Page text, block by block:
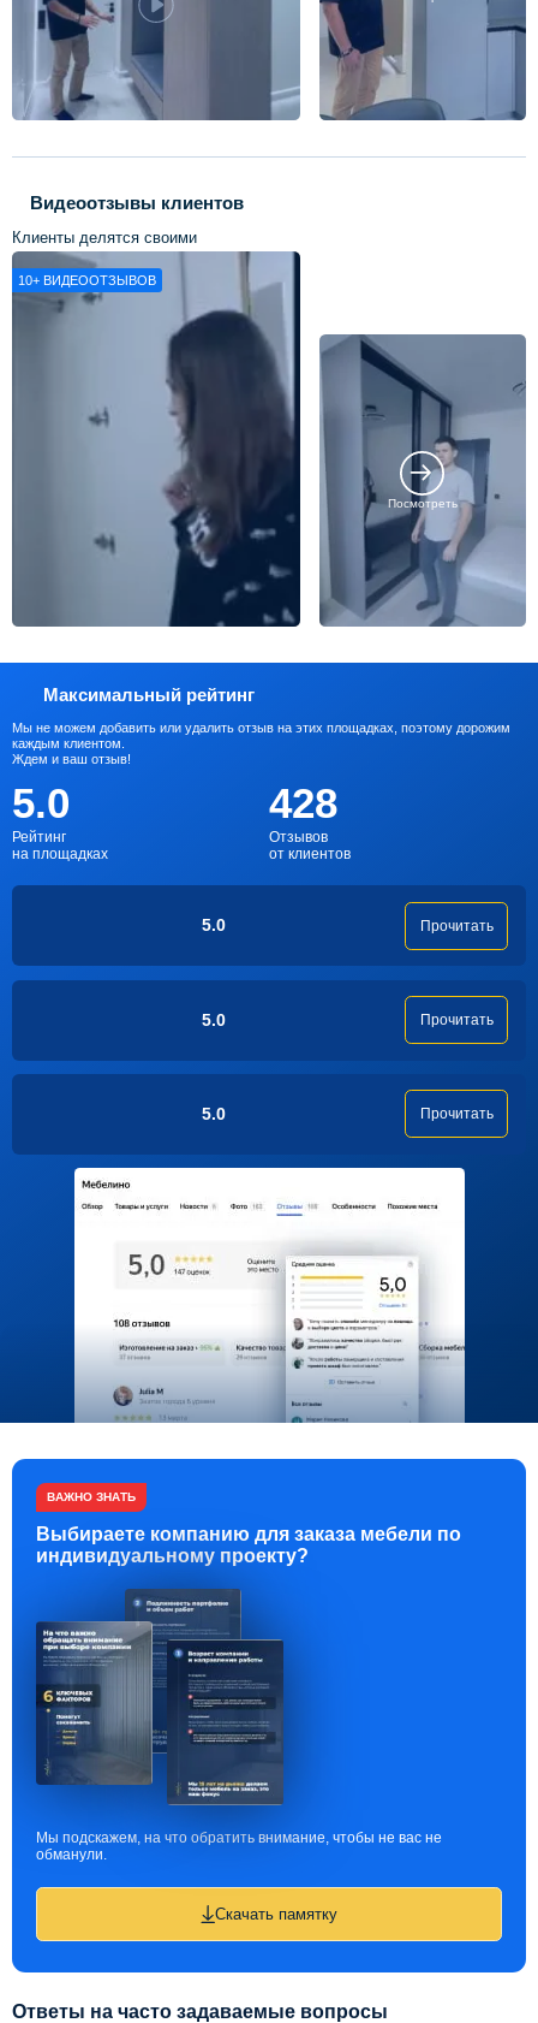
Видеоотзывы клиентов
Клиенты делятся своими
впечатлениями о нашей работе
10+ ВИДЕООТЗЫВОВ
Посмотреть
Максимальный рейтинг
Мы не можем добавить или удалить отзыв на этих площадках, поэтому дорожим
каждым клиентом.
Ждем и ваш отзыв!
5.0
Рейтинг
на площадках
428
Отзывов
от клиентов
5.0 Прочитать
5.0 Прочитать
5.0 Прочитать
ВАЖНО ЗНАТЬ
Выбираете компанию для заказа мебели по
индивидуальному проекту?
Мы подскажем, на что обратить внимание, чтобы не вас не
обманули.
Скачать памятку
Ответы на часто задаваемые вопросы